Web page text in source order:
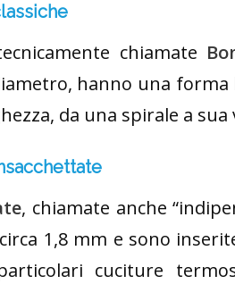
chiamate
hanno una
da una spirale a sua
, chiamate anche
1,8 mm e sono
cuciture